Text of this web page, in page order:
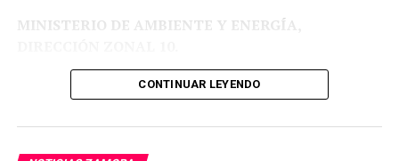
MINISTERIO DE AMBIENTE Y ENERGÍA,
Proceso Administrativo Nro DZ10-DZ10-2026-
00003-AA.
Fecha:09-03-2026 a las 17:33.
CONTINUAR LEYENDO